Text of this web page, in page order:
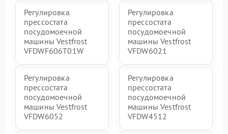
Регулировка
прессостата
посудомоечной
машины Vestfrost
VFDWF606T01W
Регулировка
прессостата
посудомоечной
машины Vestfrost
VFDW6021
Регулировка
прессостата
посудомоечной
машины Vestfrost
VFDW6052
Регулировка
прессостата
посудомоечной
машины Vestfrost
VFDW4512